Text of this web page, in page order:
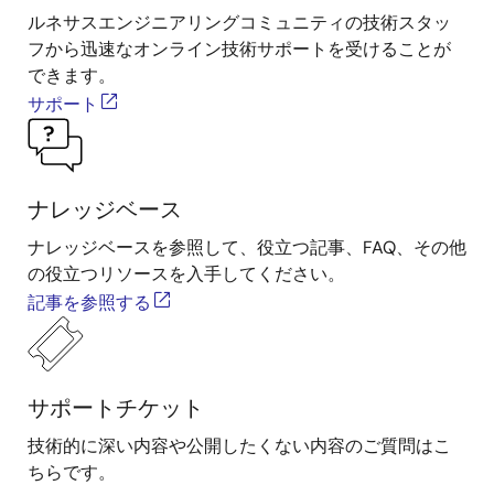
ルネサスエンジニアリングコミュニティの技術スタッ
フから迅速なオンライン技術サポートを受けることが
できます。
サポート
ナレッジベース
ナレッジベースを参照して、役立つ記事、FAQ、その他
の役立つリソースを入手してください。
記事を参照する
サポートチケット
技術的に深い内容や公開したくない内容のご質問はこ
ちらです。